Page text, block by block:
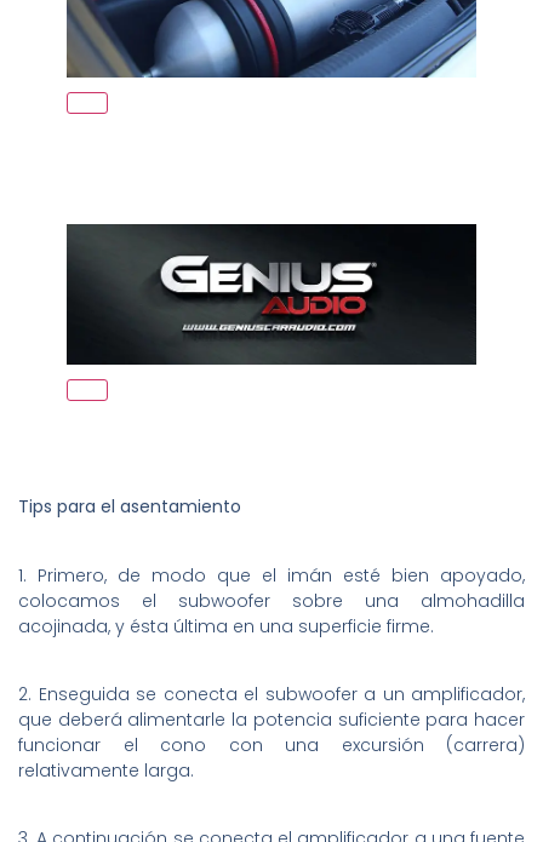
Tips para el asentamiento
1. Primero, de modo que el imán esté bien apoyado,
colocamos el subwoofer sobre una almohadilla
acojinada, y ésta última en una superficie firme.
2. Enseguida se conecta el subwoofer a un amplificador,
que deberá alimentarle la potencia suficiente para hacer
funcionar el cono con una excursión (carrera)
relativamente larga.